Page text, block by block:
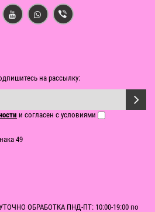
на рассылку:
и согласен с условиями
49
ОБРАБОТКА ПНД-ПТ: 10:00-19:00 по